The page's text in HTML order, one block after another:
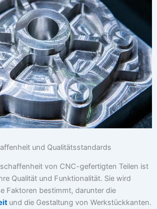
und Qualitätsstandards
von CNC-gefertigten Teilen ist
Qualität und Funktionalität. Sie wird
Faktoren bestimmt, darunter die
und die Gestaltung von Werkstückkanten.